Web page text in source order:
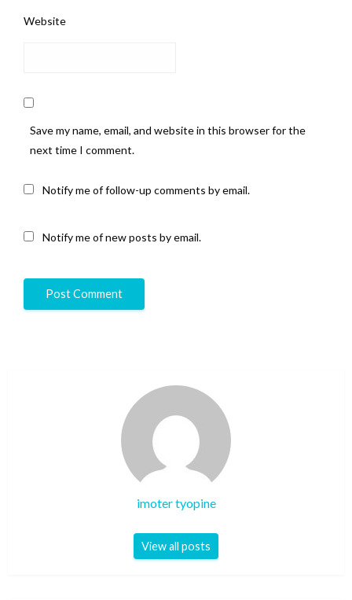
Website
Save my name, email, and website in this browser for the
next time I comment.
Notify me of follow-up comments by email.
Notify me of new posts by email.
imoter tyopine
View all posts